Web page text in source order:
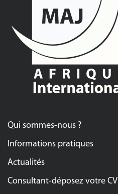
Qui sommes-nous ?
Informations pratiques
Actualités
Consultant-déposez votre CV